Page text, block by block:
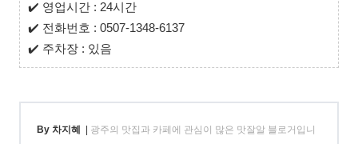
✔️ 영업시간 : 24시간
✔️ 전화번호 : 0507-1348-6137
✔️ 주차장 : 있음
By 차지혜 | 광주의 맛집과 카페에 관심이 많은 맛잘알 블로거입니